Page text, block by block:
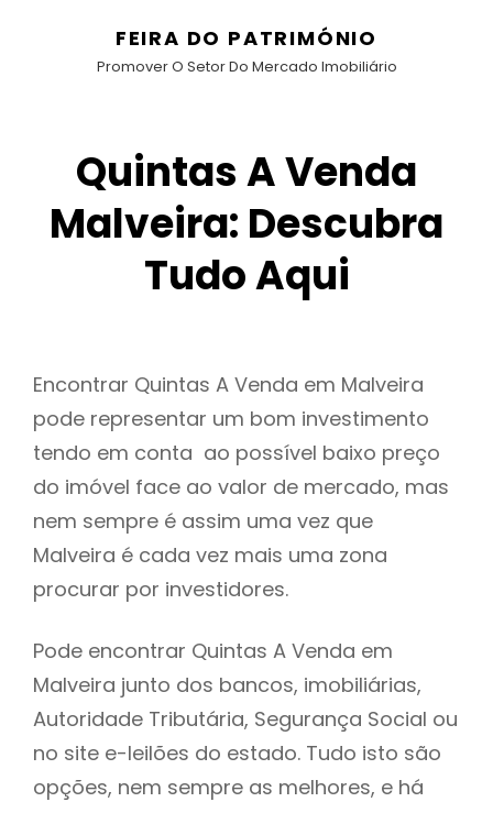
FEIRA DO PATRIMÓNIO
Promover O Setor Do Mercado Imobiliário
Quintas A Venda
Malveira: Descubra
Tudo Aqui
Encontrar Quintas A Venda em Malveira
pode representar um bom investimento
tendo em conta ao possível baixo preço
do imóvel face ao valor de mercado, mas
nem sempre é assim uma vez que
Malveira é cada vez mais uma zona
procurar por investidores.
Pode encontrar Quintas A Venda em
Malveira junto dos bancos, imobiliárias,
Autoridade Tributária, Segurança Social ou
no site e-leilões do estado. Tudo isto são
opções, nem sempre as melhores, e há